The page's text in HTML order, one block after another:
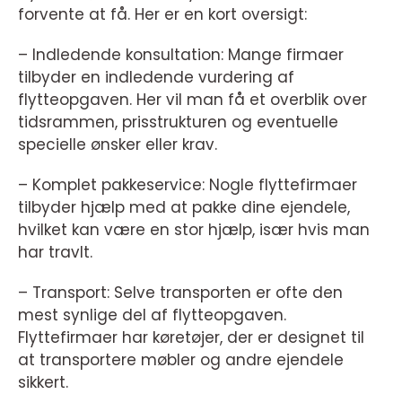
forvente at få. Her er en kort oversigt:
– Indledende konsultation: Mange firmaer
tilbyder en indledende vurdering af
flytteopgaven. Her vil man få et overblik over
tidsrammen, prisstrukturen og eventuelle
specielle ønsker eller krav.
– Komplet pakkeservice: Nogle flyttefirmaer
tilbyder hjælp med at pakke dine ejendele,
hvilket kan være en stor hjælp, især hvis man
har travlt.
– Transport: Selve transporten er ofte den
mest synlige del af flytteopgaven.
Flyttefirmaer har køretøjer, der er designet til
at transportere møbler og andre ejendele
sikkert.